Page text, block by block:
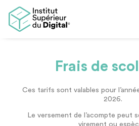
Frais de
Ces tarifs sont valables pour
2026.
Le versement de l’acompte peut
virement ou